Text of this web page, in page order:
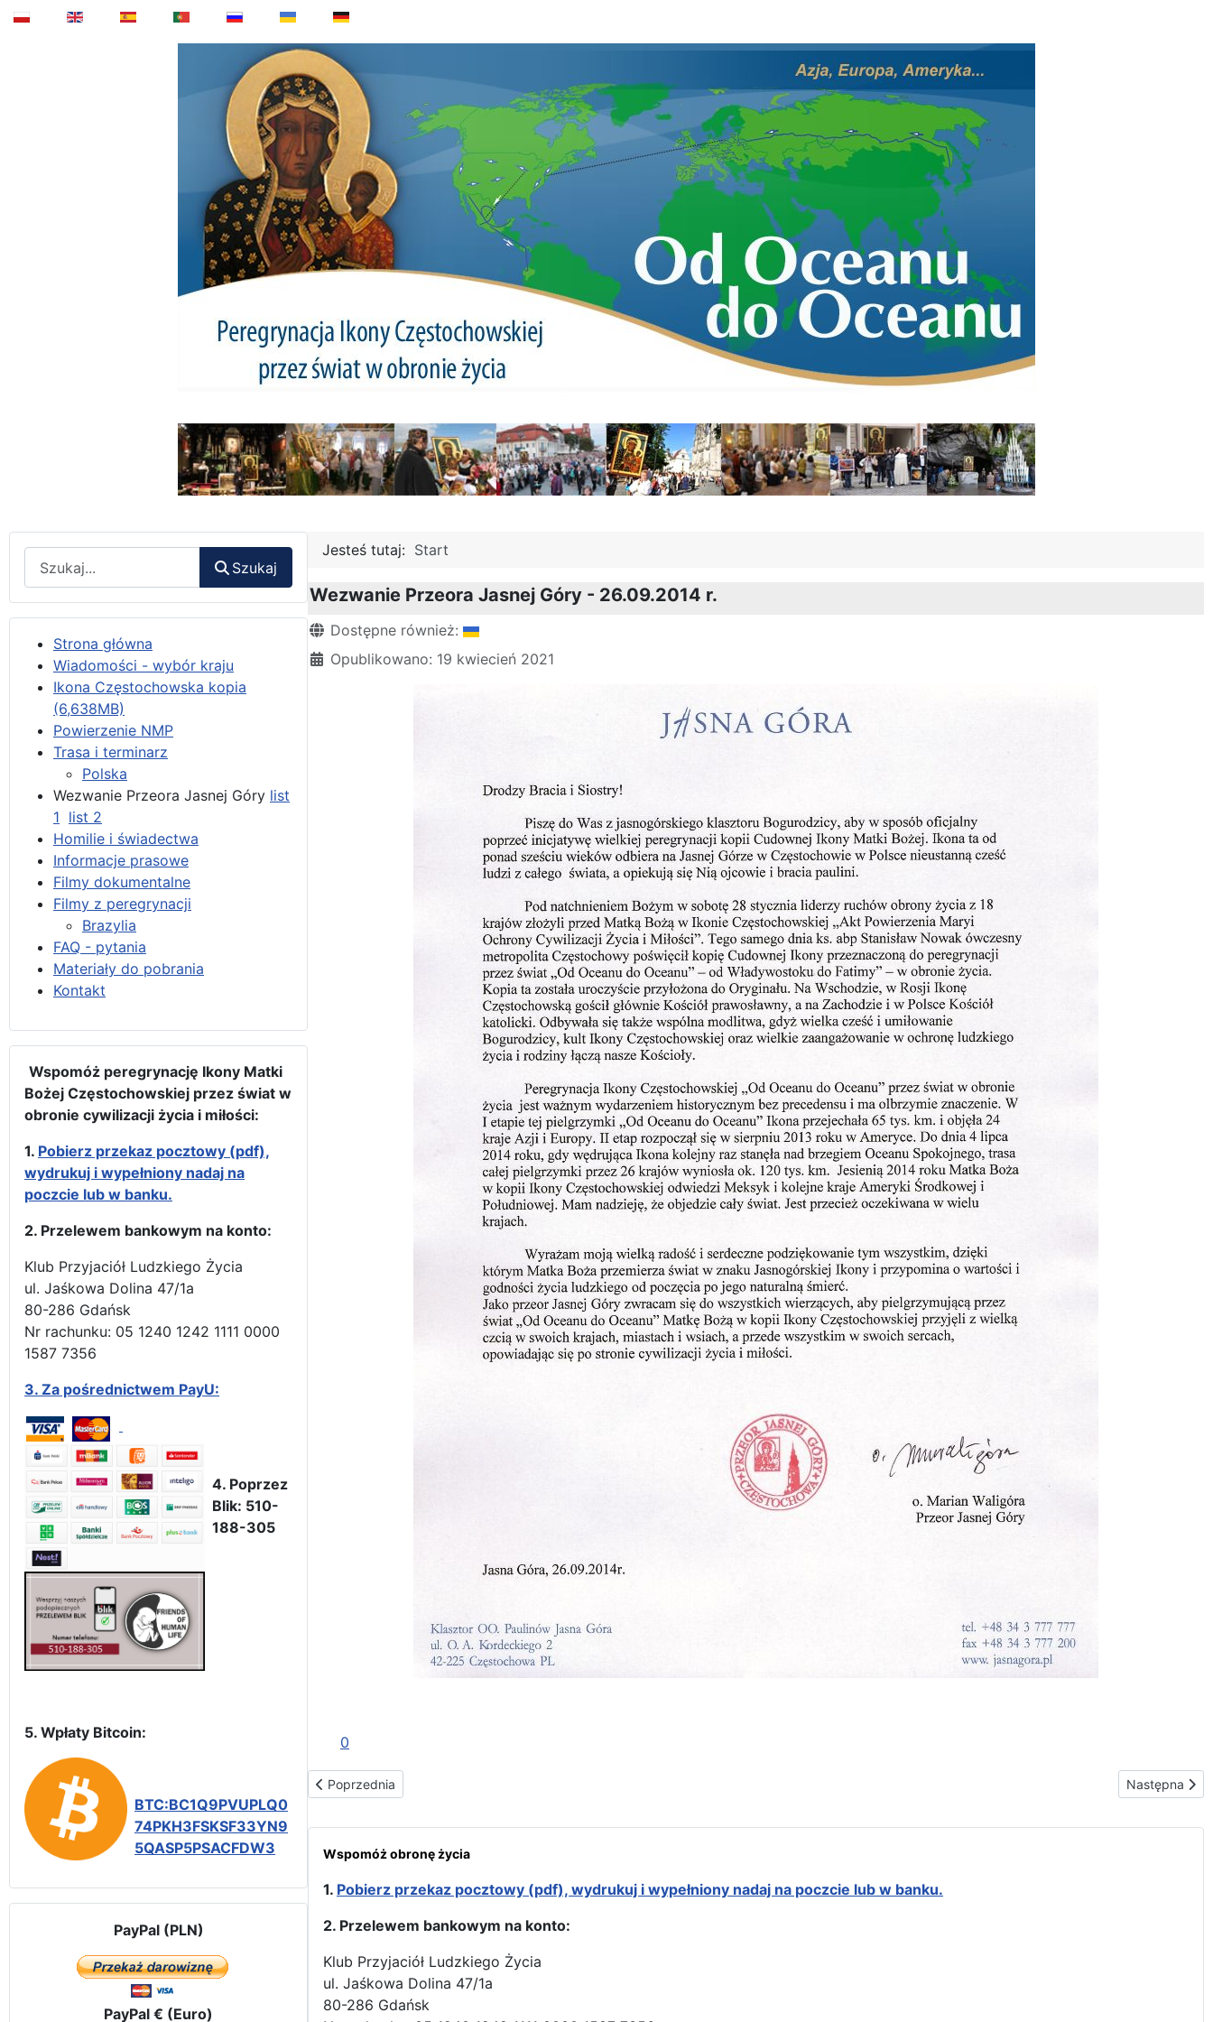
Szukaj
Strona główna
Wiadomości - wybór kraju
Ikona Częstochowska kopia
(6,638MB)
Powierzenie NMP
Trasa i terminarz
Polska
Wezwanie Przeora Jasnej Góry list
1 list 2
Homilie i świadectwa
Informacje prasowe
Filmy dokumentalne
Filmy z peregrynacji
Brazylia
FAQ - pytania
Materiały do pobrania
Kontakt
Wspomóż peregrynację Ikony Matki
Bożej Częstochowskiej przez świat w
obronie cywilizacji życia i miłości:
1. Pobierz przekaz pocztowy (pdf),
wydrukuj i wypełniony nadaj na
poczcie lub w banku.
2. Przelewem bankowym na konto:
Klub Przyjaciół Ludzkiego Życia
ul. Jaśkowa Dolina 47/1a
80-286 Gdańsk
Nr rachunku: 05 1240 1242 1111 0000
1587 7356
3. Za pośrednictwem PayU:
4. Poprzez
Blik: 510-
188-305
5. Wpłaty Bitcoin:
BTC:BC1Q9PVUPLQ0
74PKH3FSKSF33YN9
5QASP5PSACFDW3
PayPal (PLN)
PayPal € (Euro)
Jesteś tutaj: Start
Wezwanie Przeora Jasnej Góry - 26.09.2014 r.
Szczegóły
Dostępne również:
Opublikowano: 19 kwiecień 2021
0
Poprzednia strona: Homilie i świadectwa
Poprzednia Następna
Następna
Wspomóż obronę życia
1. Pobierz przekaz pocztowy (pdf), wydrukuj i wypełniony nadaj na poczcie lub w banku.
2. Przelewem bankowym na konto:
Klub Przyjaciół Ludzkiego Życia
ul. Jaśkowa Dolina 47/1a
80-286 Gdańsk